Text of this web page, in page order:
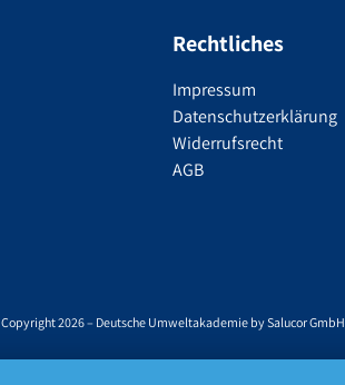
Rechtliches
Impressum
Datenschutzerklärung
Widerrufsrecht
AGB
Copyright 2026 – Deutsche Umweltakademie by Salucor GmbH